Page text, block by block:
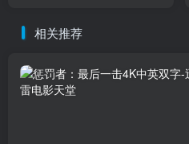
相关推荐